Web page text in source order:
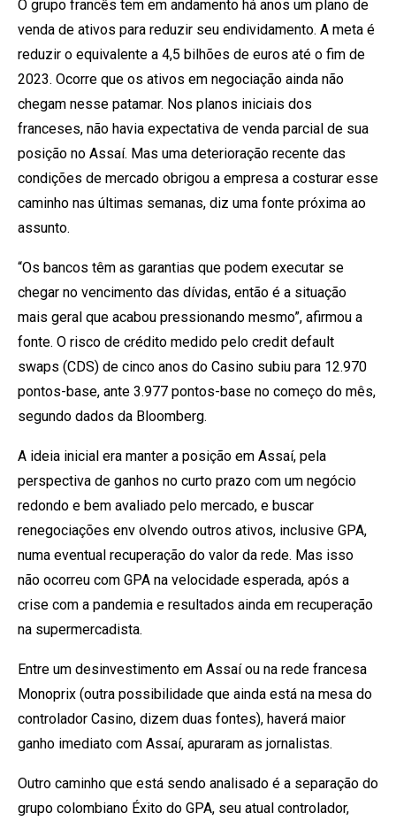
O grupo francês tem em andamento há anos um plano de
venda de ativos para reduzir seu endividamento. A meta é
reduzir o equivalente a 4,5 bilhões de euros até o fim de
2023. Ocorre que os ativos em negociação ainda não
chegam nesse patamar. Nos planos iniciais dos
franceses, não havia expectativa de venda parcial de sua
posição no Assaí. Mas uma deterioração recente das
condições de mercado obrigou a empresa a costurar esse
caminho nas últimas semanas, diz uma fonte próxima ao
assunto.
“Os bancos têm as garantias que podem executar se
chegar no vencimento das dívidas, então é a situação
mais geral que acabou pressionando mesmo”, afirmou a
fonte. O risco de crédito medido pelo credit default
swaps (CDS) de cinco anos do Casino subiu para 12.970
pontos-base, ante 3.977 pontos-base no começo do mês,
segundo dados da Bloomberg.
A ideia inicial era manter a posição em Assaí, pela
perspectiva de ganhos no curto prazo com um negócio
redondo e bem avaliado pelo mercado, e buscar
renegociações env olvendo outros ativos, inclusive GPA,
numa eventual recuperação do valor da rede. Mas isso
não ocorreu com GPA na velocidade esperada, após a
crise com a pandemia e resultados ainda em recuperação
na supermercadista.
Entre um desinvestimento em Assaí ou na rede francesa
Monoprix (outra possibilidade que ainda está na mesa do
controlador Casino, dizem duas fontes), haverá maior
ganho imediato com Assaí, apuraram as jornalistas.
Outro caminho que está sendo analisado é a separação do
grupo colombiano Éxito do GPA, seu atual controlador,